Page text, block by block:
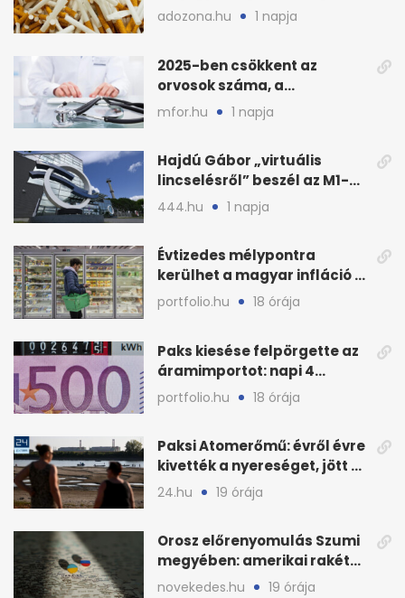
M1-esen
adozona.hu 1 napja
2025-ben csökkent az
orvosok száma, a
háziorvosokra még több
mfor.hu 1 napja
Hajdú Gábor „virtuális
lincselésről” beszél az M1-
ből kirúgása után
444.hu 1 napja
Évtizedes mélypontra
kerülhet a magyar infláció a
KSH új adata szerint
portfolio.hu 18 órája
Paks kiesése felpörgette az
áramimportot: napi 4
milliárd forintos számla
portfolio.hu 18 órája
Paksi Atomerőmű: évről évre
kivették a nyereséget, jött a
baj
24.hu 19 órája
Orosz előrenyomulás Szumi
megyében: amerikai rakéták
is zsákmányként
novekedes.hu 19 órája